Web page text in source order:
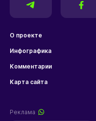
О проекте
Инфографика
Комментарии
Карта сайта
Реклама